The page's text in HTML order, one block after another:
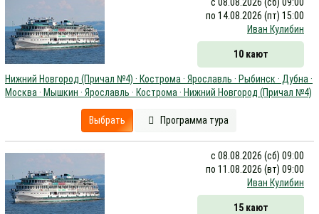
по 14.08.2026 (пт) 15:00
Иван Кулибин
10 кают
Нижний Новгород (Причал №4) · Кострома · Ярославль · Рыбинск · Дубна ·
Москва · Мышкин · Ярославль · Кострома · Нижний Новгород (Причал №4)
Выбрать Программа тура
с 08.08.2026 (сб) 09:00
по 11.08.2026 (вт) 09:00
Иван Кулибин
15 кают